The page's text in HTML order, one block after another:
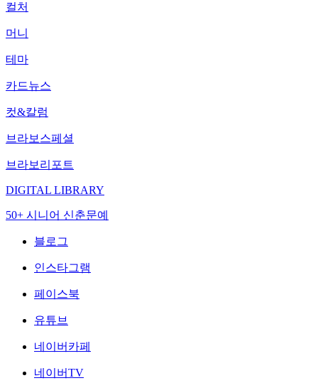
컬처
머니
테마
카드뉴스
컷&칼럼
브라보스페셜
브라보리포트
DIGITAL LIBRARY
50+ 시니어 신춘문예
블로그
인스타그램
페이스북
유튜브
네이버카페
네이버TV